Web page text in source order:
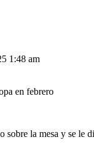
1:48 am
en febrero
sobre la mesa y se